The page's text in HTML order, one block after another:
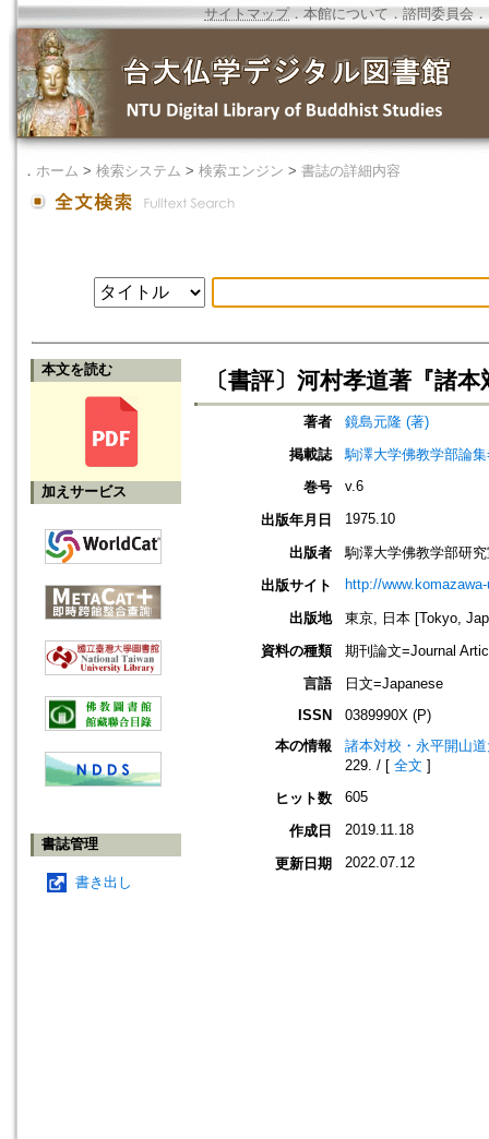
サイトマップ．本館について ． 諮問委員会 ．
． ホーム > 検索システム > 検索エンジン > 書誌の詳細内容
本文を読む
加えサービス
書誌管理
書き出し
〔書評〕河村孝道著『諸
著者
鏡島元隆 (著)
掲載誌
駒澤大学佛教学部論
巻号
v.6
出版年月日 1975.10
出版者
駒澤大学佛教学部研
出版サイト
http://
出版地
東京, 日本 [Tokyo,
資料の種類
期刊論文=Journal
言語
日文=Japanese
ISSN
0389990X (P)
本の情報
諸本対校・永平開山
229. / [ 全文 ]
ヒット数
605
作成日 2019.11.18
更新日期 2022.07.12